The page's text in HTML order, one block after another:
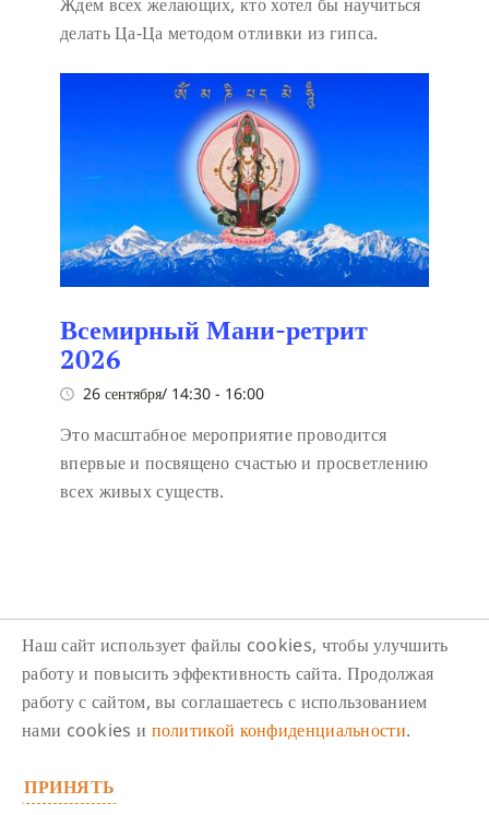
делать Ца-Ца методом отливки из гипса.
Всемирный Мани-ретрит
2026
26 сентября/ 14:30 - 16:00
Это масштабное мероприятие проводится
впервые и посвящено счастью и просветлению
всех живых существ.
Следите за нами в соцсетях
Наш сайт использует файлы cookies, чтобы улучшить
работу и повысить эффективность сайта. Продолжая
работу с сайтом, вы соглашаетесь с использованием
нами cookies и политикой конфиденциальности.
ПРИНЯТЬ